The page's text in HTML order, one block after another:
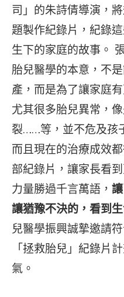
司」的朱詩倩導演，
題製作紀錄片，紀錄
生下的家庭的故事。
胎兒醫學的本意，不
產，而是為了讓家庭
尤其很多胎兒異常，
裂……等，並不危及孩
而且現在的治療成效
部紀錄片，讓家長看
力量勝過千言萬語，
讓猶豫不決的，看到
兒醫學振興誠摯邀請
「拯救胎兒」紀錄片
氣。